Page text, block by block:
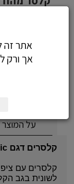
כולל
על המוצר
קלסרים דגם Classic מבית חברת קלסריקה.
קלסרים עם
לשונית בגב
אתר זה
אך ורק